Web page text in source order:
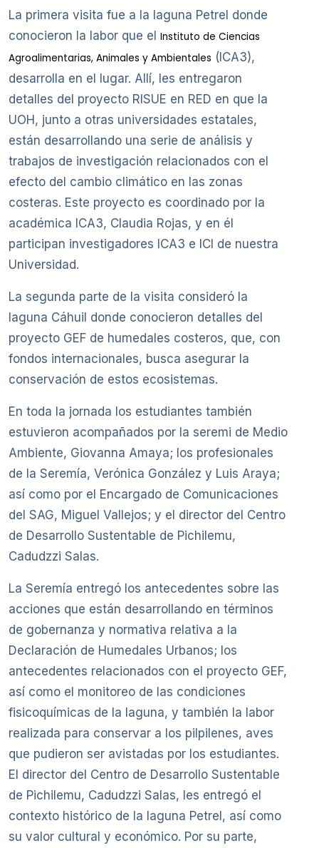
La primera visita fue a la laguna Petrel donde
conocieron la labor que el Instituto de Ciencias
Agroalimentarias, Animales y Ambientales (ICA3),
desarrolla en el lugar. Allí, les entregaron
detalles del proyecto RISUE en RED en que la
UOH, junto a otras universidades estatales,
están desarrollando una serie de análisis y
trabajos de investigación relacionados con el
efecto del cambio climático en las zonas
costeras. Este proyecto es coordinado por la
académica ICA3, Claudia Rojas, y en él
participan investigadores ICA3 e ICI de nuestra
Universidad.
La segunda parte de la visita consideró la
laguna Cáhuil donde conocieron detalles del
proyecto GEF de humedales costeros, que, con
fondos internacionales, busca asegurar la
conservación de estos ecosistemas.
En toda la jornada los estudiantes también
estuvieron acompañados por la seremi de Medio
Ambiente, Giovanna Amaya; los profesionales
de la Seremía, Verónica González y Luis Araya;
así como por el Encargado de Comunicaciones
del SAG, Miguel Vallejos; y el director del Centro
de Desarrollo Sustentable de Pichilemu,
Cadudzzi Salas.
La Seremía entregó los antecedentes sobre las
acciones que están desarrollando en términos
de gobernanza y normativa relativa a la
Declaración de Humedales Urbanos; los
antecedentes relacionados con el proyecto GEF,
así como el monitoreo de las condiciones
fisicoquímicas de la laguna, y también la labor
realizada para conservar a los pilpilenes, aves
que pudieron ser avistadas por los estudiantes.
El director del Centro de Desarrollo Sustentable
de Pichilemu, Cadudzzi Salas, les entregó el
contexto histórico de la laguna Petrel, así como
su valor cultural y económico. Por su parte,